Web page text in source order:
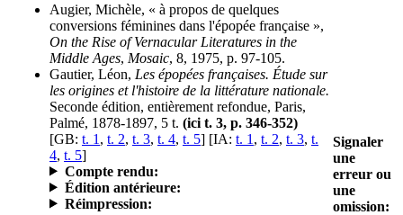
Augier, Michèle, « à propos de quelques
conversions féminines dans l'épopée française »,
On the Rise of Vernacular Literatures in the
Middle Ages, Mosaic, 8, 1975, p. 97-105.
Gautier, Léon, Les épopées françaises. Étude sur
les origines et l'histoire de la littérature nationale.
Seconde édition, entièrement refondue, Paris,
Palmé, 1878-1897, 5 t. (ici t. 3, p. 346-352)
[GB: t. 1 , t. 2, t. 3, t. 4, t. 5] [IA: t. 1 , t. 2, t. 3, t.
4, t. 5]
Compte rendu:
Édition antérieure:
Réimpression:
Signaler
une
erreur ou
une
omission: